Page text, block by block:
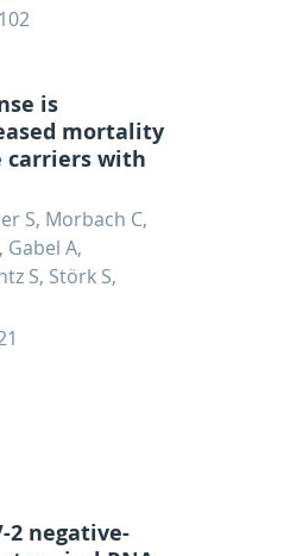
is
mortality
carriers with
S, Morbach C,
Gabel A,
S, Störk S,
2 negative-